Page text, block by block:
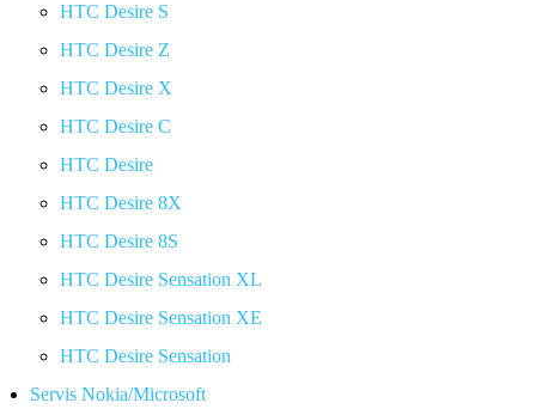
HTC Desire S
HTC Desire Z
HTC Desire X
HTC Desire C
HTC Desire
HTC Desire 8X
HTC Desire 8S
HTC Desire Sensation XL
HTC Desire Sensation XE
HTC Desire Sensation
Servis Nokia/Microsoft